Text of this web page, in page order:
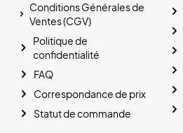
Conditions Générales de
Ventes (CGV)
Politique de
confidentialité
FAQ
Correspondance de prix
Statut de commande